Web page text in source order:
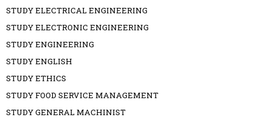
STUDY ELECTRICAL ENGINEERING
STUDY ELECTRONIC ENGINEERING
STUDY ENGINEERING
STUDY ENGLISH
STUDY ETHICS
STUDY FOOD SERVICE MANAGEMENT
STUDY GENERAL MACHINIST